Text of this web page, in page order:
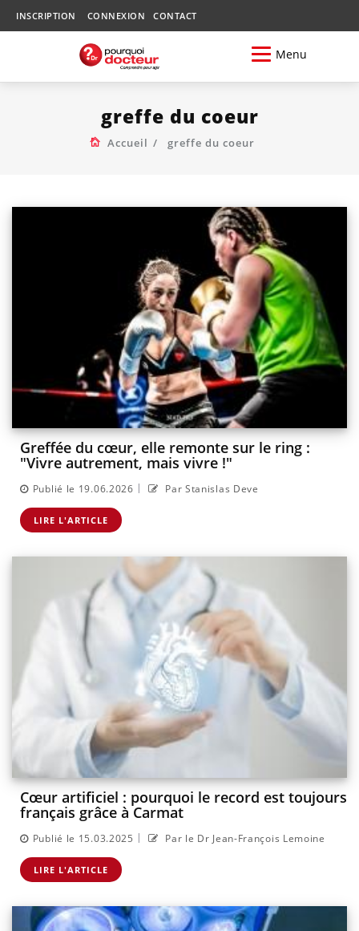
INSCRIPTION CONNEXION CONTACT
Menu
greffe du coeur
Accueil greffe du coeur
Greffée du cœur, elle remonte sur le ring :
"Vivre autrement, mais vivre !"
Publié le 19.06.2026 | Par Stanislas Deve
LIRE L'ARTICLE
Cœur artificiel : pourquoi le record est toujours
français grâce à Carmat
Publié le 15.03.2025 | Par le Dr Jean-François Lemoine
LIRE L'ARTICLE